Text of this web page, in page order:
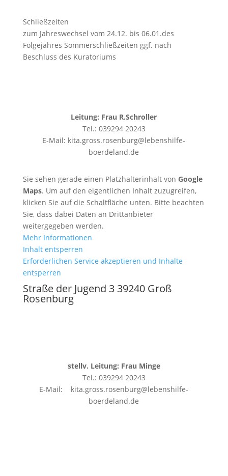
Schließzeiten
zum Jahreswechsel vom 24.12. bis 06.01.des
Folgejahres Sommerschließzeiten ggf. nach
Beschluss des Kuratoriums
Leitung: Frau R.Schroller
Tel.: 039294 20243
E-Mail: kita.gross.rosenburg@lebenshilfe-
boerdeland.de
Sie sehen gerade einen Platzhalterinhalt von Google
Maps. Um auf den eigentlichen Inhalt zuzugreifen,
klicken Sie auf die Schaltfläche unten. Bitte beachten
Sie, dass dabei Daten an Drittanbieter
weitergegeben werden.
Mehr Informationen
Inhalt entsperren
Erforderlichen Service akzeptieren und Inhalte
entsperren
Straße der Jugend 3 39240 Groß
Rosenburg
stellv. Leitung: Frau Minge
Tel.: 039294 20243
E-Mail: kita.gross.rosenburg@lebenshilfe-
boerdeland.de